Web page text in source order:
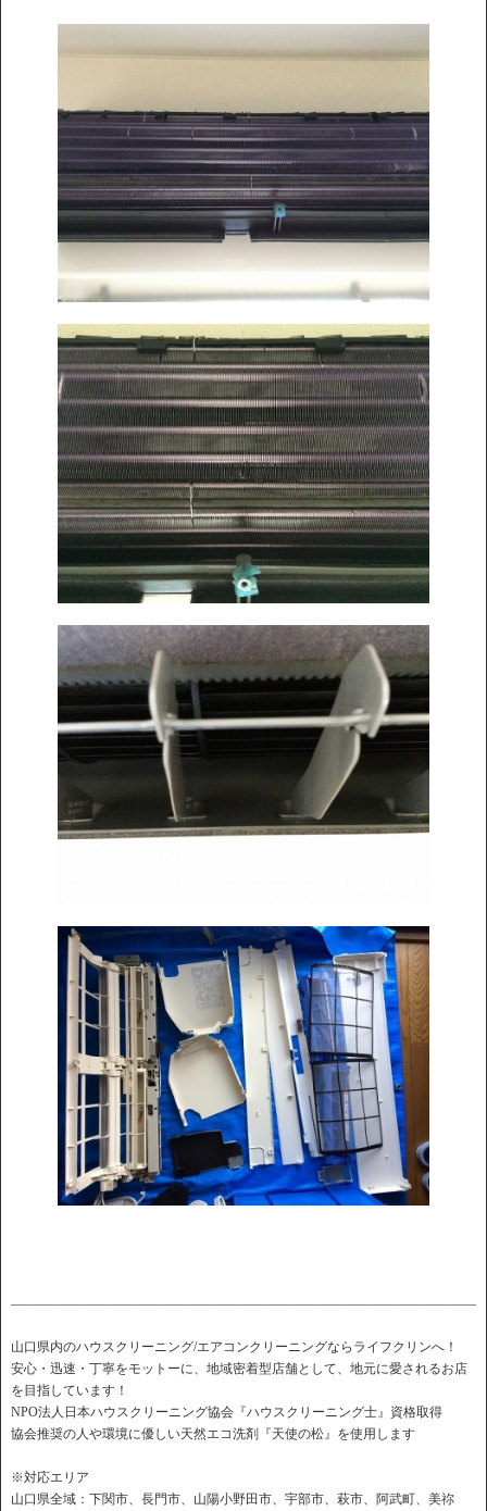
山口県内のハウスクリーニング/エアコンクリーニングならライフクリンへ！
安心・迅速・丁寧をモットーに、地域密着型店舗として、地元に愛されるお店
を目指しています！
NPO法人日本ハウスクリーニング協会『ハウスクリーニング士』資格取得
協会推奨の人や環境に優しい天然エコ洗剤『天使の松』を使用します
※対応エリア
山口県全域：下関市、長門市、山陽小野田市、宇部市、萩市、阿武町、美祢